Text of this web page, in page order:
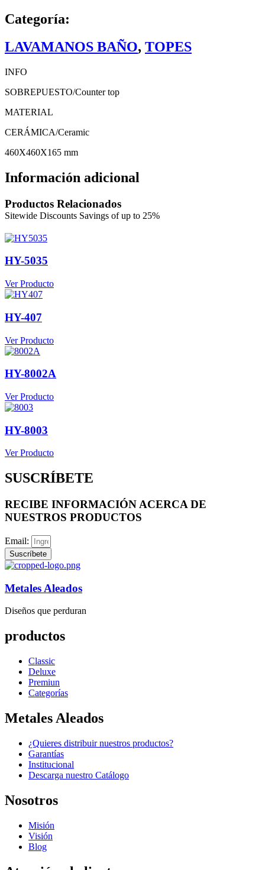
Categoría:
LAVAMANOS BAÑO, TOPES
INFO
SOBREPUESTO/Counter top
MATERIAL
CERÁMICA/Ceramic
460X460X165 mm
Información adicional
Productos Relacionados
HY-5035
Ver Producto
HY-407
Ver Producto
HY-8002A
Ver Producto
HY-8003
Ver Producto
SUSCRÍBETE
RECIBE INFORMACIÓN ACERCA DE
NUESTROS PRODUCTOS
Email:
Suscríbete
Metales Aleados
Diseños que perduran
productos
Classic
Deluxe
Premiun
Categorías
Metales Aleados
¿Quieres distribuir nuestros productos?
Garantías
Institucional
Descarga nuestro Catálogo
Nosotros
Misión
Visión
Blog